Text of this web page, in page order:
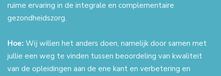
ruime ervaring in de integrale en complementaire
gezondheidszorg.
Hoe: Wij willen het anders doen, namelijk door samen met
jullie een weg te vinden tussen beoordeling van kwaliteit
van de opleidingen aan de ene kant en verbetering en